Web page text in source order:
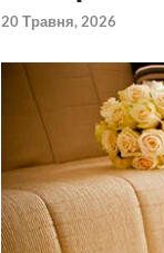
20 Травня, 2026